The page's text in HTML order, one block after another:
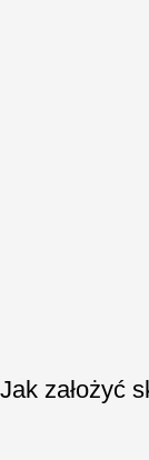
Jak założyć